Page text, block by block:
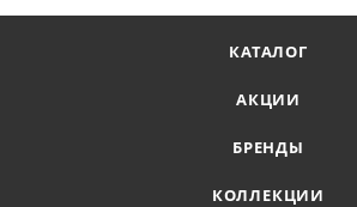
КАТАЛОГ
АКЦИИ
БРЕНДЫ
КОЛЛЕКЦИИ